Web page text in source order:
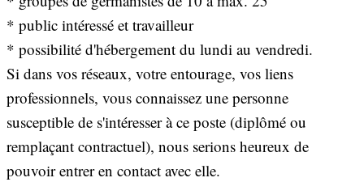
* public intéressé et travailleur
* possibilité d'hébergement du lundi au vendredi.
Si dans vos réseaux, votre entourage, vos liens
professionnels, vous connaissez une personne
susceptible de s'intéresser à ce poste (diplômé ou
remplaçant contractuel), nous serions heureux de
pouvoir entrer en contact avec elle.